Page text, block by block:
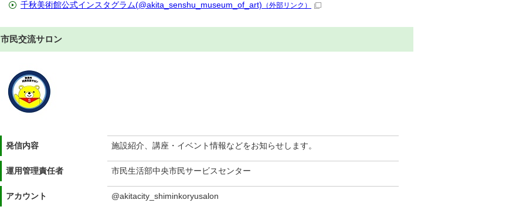
千秋美術館公式インスタグラム(@akita_senshu_museum_of_art) （外部リンク）
市民交流サロン
発信内容 施設紹介、講座・イベント情報などをお知らせします。
運用管理責任者 市民生活部中央市民サービスセンター
アカウント @akitacity_shiminkoryusalon